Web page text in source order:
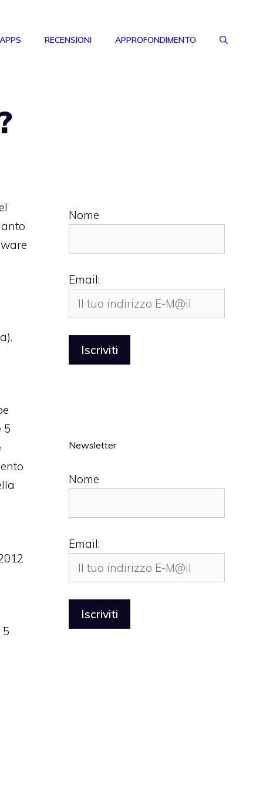
RECENSIONI APPROFONDIMENTO
5
Nome
Email:
Newsletter
Nome
Email: